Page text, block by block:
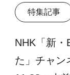
特集記事
NHK「新・
た」チャ